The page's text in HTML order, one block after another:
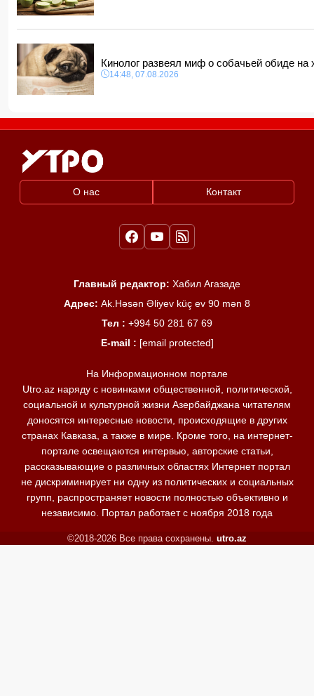
Кинолог развеял миф о собачьей обиде
14:48, 07.08.2026
О нас Контакт
Главный редактор: Хабил Агазаде
Адрес: Ak.Həsən Əliyev küç ev 90 mən 8
Тел : +994 50 281 67 69
E-mail : [email protected]
На Информационном портале
Utro.az наряду с новинками общественной, политической,
социальной и культурной жизни Азербайджана читателям
доносятся интересные новости, происходящие в других
странах Кавказа, а также в мире. Кроме того, на интернет-
портале освещаются интервью, авторские статьи,
рассказывающие о различных областях Интернет портал
не дискриминирует ни одну из политических и социальных
групп, распространяет новости полностью объективно и
независимо. Портал работает с ноября 2018 года
©2018-2026 Все права сохранены. utro.az